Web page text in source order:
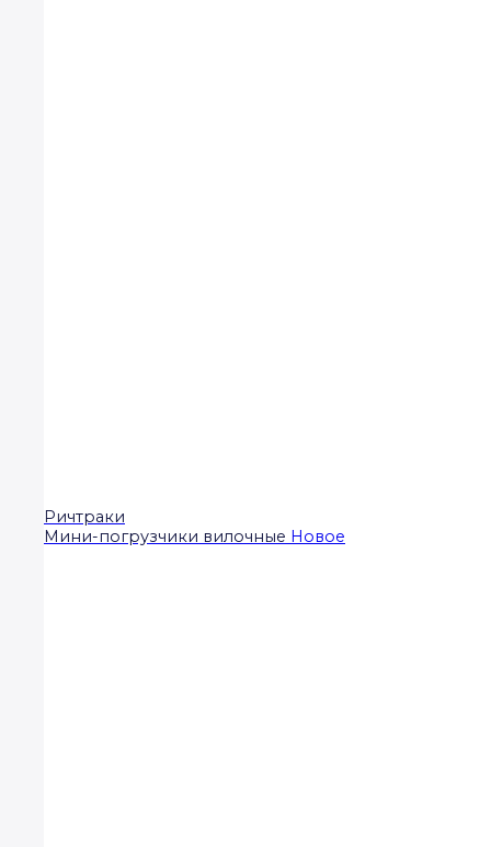
Ричтраки
Мини-погрузчики вилочные